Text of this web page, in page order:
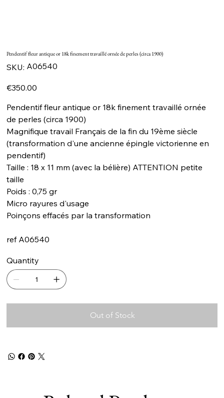
Pendentif fleur antique or 18k finement travaillé ornée de perles (circa 1900)
SKU:
SKU
A06540
A06540
€350.00
Pendentif fleur antique or 18k finement travaillé ornée
de perles (circa 1900)
Magnifique travail Français de la fin du 19ème siècle
(transformation d'une ancienne épingle victorienne en
pendentif)
Taille : 18 x 11 mm (avec la bélière) ATTENTION petite
taille
Poids : 0,75 gr
Micro rayures d'usage
Poinçons effacés par la transformation
ref A06540
Quantity
Out of Stock